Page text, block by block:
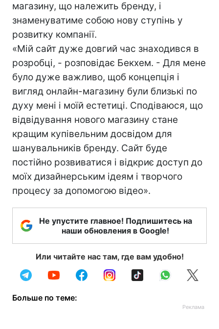
магазину, що належить бренду, і
знаменуватиме собою нову ступінь у
розвитку компанії.
«Мій сайт дуже довгий час знаходився в
розробці, - розповідає Бекхем. - Для мене
було дуже важливо, щоб концепція і
вигляд онлайн-магазину були близькі по
духу мені і моїй естетиці. Сподіваюся, що
відвідування нового магазину стане
кращим купівельним досвідом для
шанувальників бренду. Сайт буде
постійно розвиватися і відкриє доступ до
моїх дизайнерським ідеям і творчого
процесу за допомогою відео».
Не упустите главное! Подпишитесь на
наши обновления в Google!
Или читайте нас там, где вам удобно!
Больше по теме: